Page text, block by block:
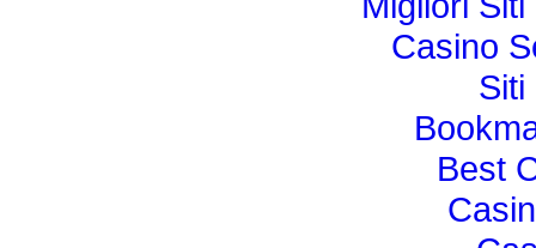
Casino
Siti
Best